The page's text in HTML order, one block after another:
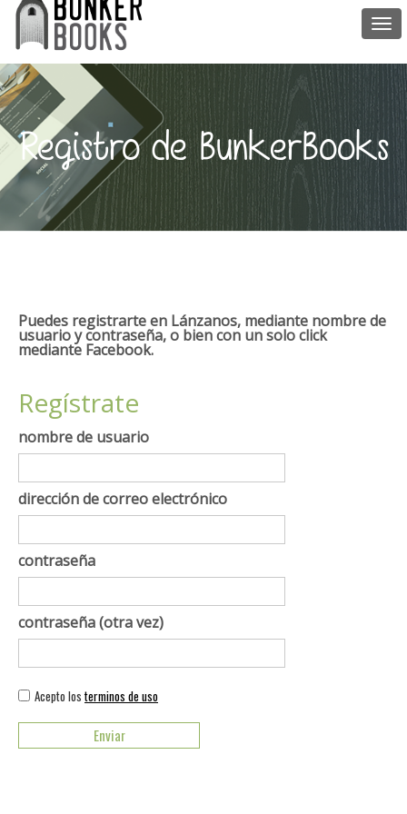
Registro de BunkerBooks
Puedes registrarte en Lánzanos, mediante nombre de
usuario y contraseña, o bien con un solo click
mediante Facebook.
Regístrate
nombre de usuario
dirección de correo electrónico
contraseña
contraseña (otra vez)
Acepto los terminos de uso